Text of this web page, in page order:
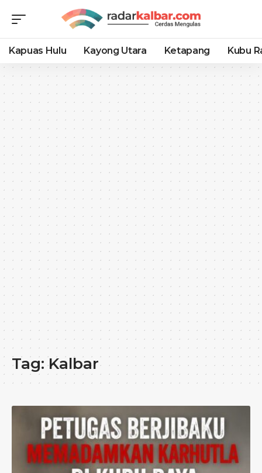
Kapuas Hulu Kayong Utara Ketapang Kubu
Tag:Kalbar